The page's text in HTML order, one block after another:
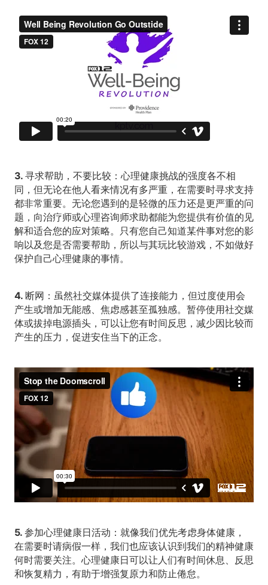
3. 寻求帮助，不要比较： 心理健康挑战的强度各不相
同，但无论在他人看来情况有多严重，在需要时寻求支持
都非常重要。无论您遇到的是轻微的压力还是更严重的问
题，向治疗师或心理咨询师求助都能为您提供有价值的见
解和适合您的应对策略。只有您自己知道某件事对您的影
响以及您是否需要帮助，所以与其玩比较游戏，不如做好
保护自己心理健康的事情。
4. 断网： 虽然社交媒体提供了连接能力，但过度使用会
产生或增加无能感、焦虑感甚至孤独感。暂停使用社交媒
体或拔掉电源插头，可以让您有时间反思，减少因比较而
产生的压力，促进安住当下的正念。
5. 参加心理健康日活动： 就像我们优先考虑身体健康，
在需要时请病假一样，我们也应该认识到我们的精神健康
何时需要关注。心理健康日可以让人们有时间休息、反思
和恢复精力，有助于增强复原力和防止倦怠。